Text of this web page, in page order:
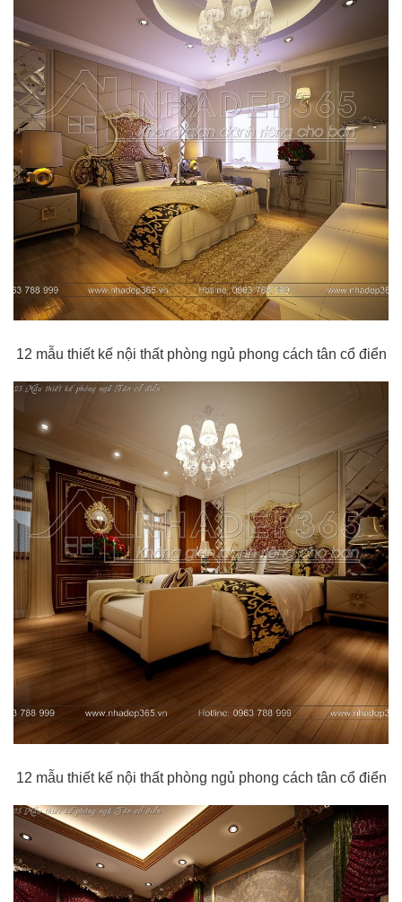
12 mẫu thiết kế nội thất phòng ngủ phong cách tân cổ điển
12 mẫu thiết kế nội thất phòng ngủ phong cách tân cổ điển